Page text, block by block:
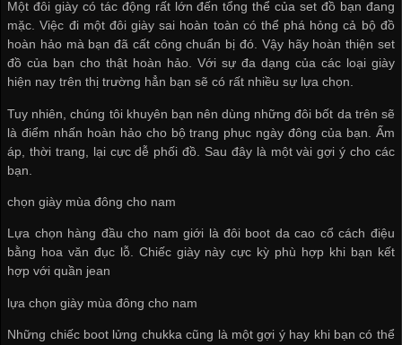
Một đôi giày có tác động rất lớn đến tổng thể của set đồ bạn đang
mặc. Việc đi một đôi giày sai hoàn toàn có thể phá hỏng cả bộ đồ
hoàn hảo mà bạn đã cất công chuẩn bị đó. Vậy hãy hoàn thiện set
đồ của bạn cho thật hoàn hảo. Với sự đa dạng của các loại giày
hiện nay trên thị trường hẳn bạn sẽ có rất nhiều sự lựa chọn.
Tuy nhiên, chúng tôi khuyên bạn nên dùng những đôi bốt da trên sẽ
là điểm nhấn hoàn hảo cho bộ trang phục ngày đông của bạn. Ấm
áp, thời trang, lại cực dễ phối đồ. Sau đây là một vài gợi ý cho các
bạn.
chọn giày mùa đông cho nam
Lựa chọn hàng đầu cho nam giới là đôi boot da cao cổ cách điệu
bằng hoa văn đục lỗ. Chiếc giày này cực kỳ phù hợp khi bạn kết
hợp với quần jean
lựa chọn giày mùa đông cho nam
Những chiếc boot lửng chukka cũng là một gợi ý hay khi bạn có thể